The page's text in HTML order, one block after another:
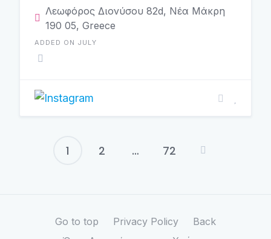
Λεωφόρος Διονύσου 82d, Νέα Μάκρη
190 05, Greece
ADDED ON JULY
Posts
1 2 … 72
Go to top Privacy Policy
Back